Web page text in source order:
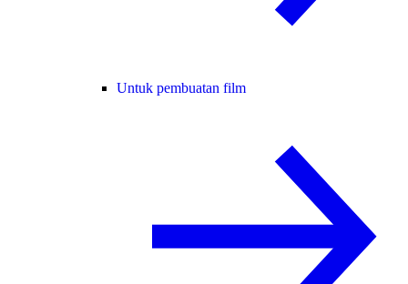
Untuk pembuatan film